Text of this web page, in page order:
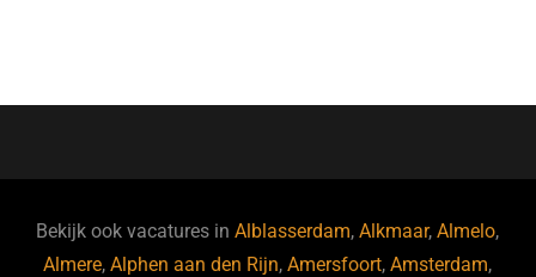
Bekijk ook vacatures inAlblasserdam,Alkmaar,Almelo,
Almere,Alphen aan den Rijn,Amersfoort,Amsterdam,